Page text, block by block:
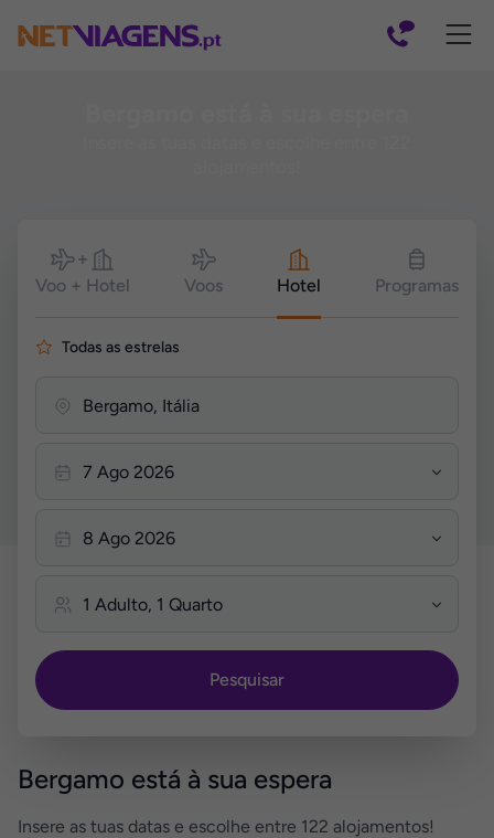
Pesquisar
Voo + Hotel Voos Hotel Programas
Todas as estrelas
Pesquisar
Bergamo está à sua espera
Insere as tuas datas e escolhe entre 122 alojamentos!